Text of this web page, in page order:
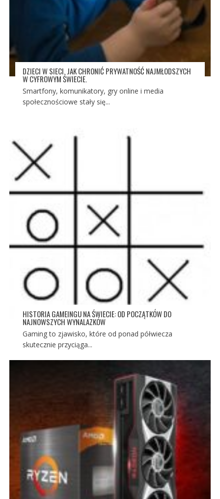
DZIECI W SIECI. JAK CHRONIĆ PRYWATNOŚĆ NAJMŁODSZYCH
W CYFROWYM ŚWIECIE.
Smartfony, komunikatory, gry online i media
społecznościowe stały się...
HISTORIA GAMEINGU NA ŚWIECIE: OD POCZĄTKÓW DO
NAJNOWSZYCH WYNALAZKÓW
Gaming to zjawisko, które od ponad półwiecza
skutecznie przyciąga...